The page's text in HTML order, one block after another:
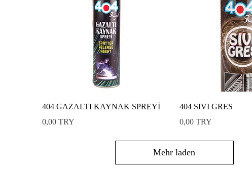
404 GAZALTI KAYNAK SPREYİ
Preis
0,00 TRY
404 SIVI GRES
Preis
0,00 TRY
Mehr laden